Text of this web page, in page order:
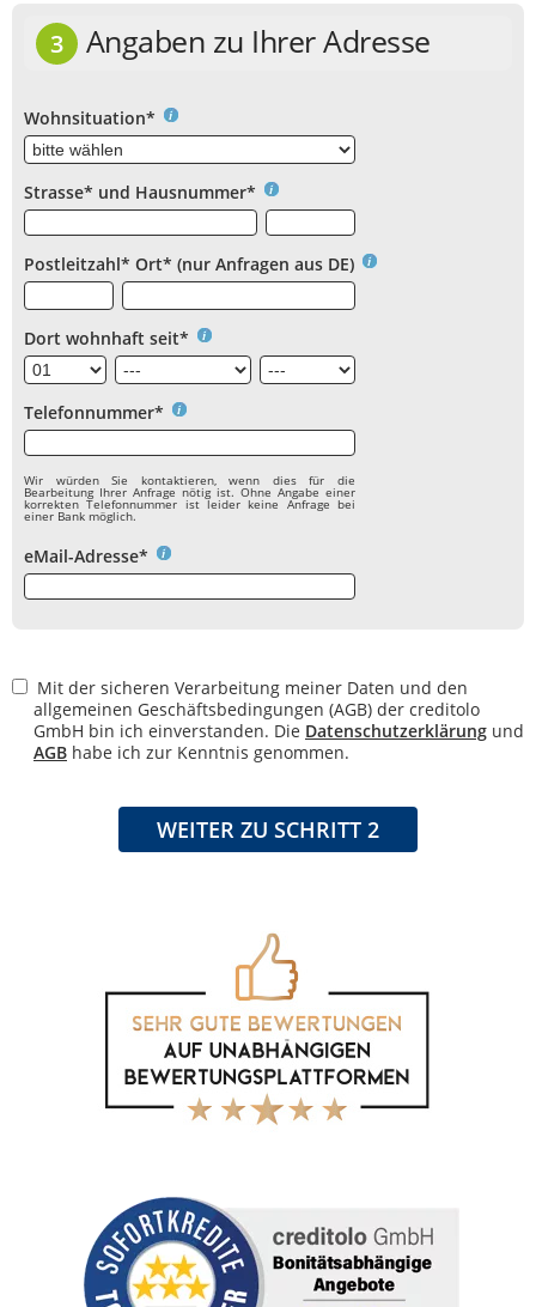
3 Angaben zu Ihrer Adresse
Wohnsituation*
Strasse* und Hausnummer*
Postleitzahl* Ort* (nur Anfragen aus DE)
Dort wohnhaft seit*
Telefonnummer*
Wir würden Sie kontaktieren, wenn dies für die
Bearbeitung Ihrer Anfrage nötig ist. Ohne Angabe einer
korrekten Telefonnummer ist leider keine Anfrage bei
einer Bank möglich.
eMail-Adresse*
Mit der sicheren Verarbeitung meiner Daten und den
allgemeinen Geschäftsbedingungen (AGB) der creditolo
GmbH bin ich einverstanden. Die Datenschutzerklärung und
AGB habe ich zur Kenntnis genommen.